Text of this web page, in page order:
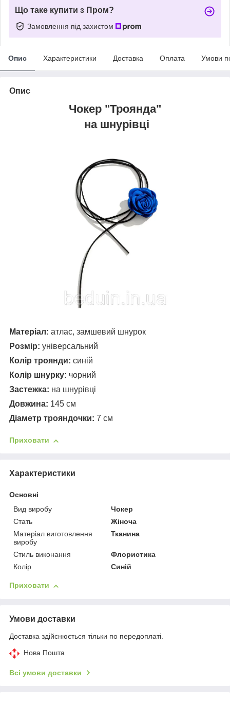
Що таке купити з Пром?
Замовлення під захистом
Опис Характеристики Доставка Оплата Умови
Опис
Чокер "Троянда"
на шнурівці
Матеріал: атлас, замшевий шнурок
Розмір: універсальний
Колір троянди: синій
Колір шнурку: чорний
Застежка: на шнурівці
Довжина: 145 см
Діаметр трояндочки: 7 см
Приховати
Характеристики
Основні
Вид виробу
Чокер
Стать
Жіноча
Матеріал виготовлення
виробу
Тканина
Стиль виконання
Флористика
Колір
Синій
Приховати
Умови доставки
Доставка здійснюється тільки по передоплаті.
Нова Пошта
Всі умови доставки